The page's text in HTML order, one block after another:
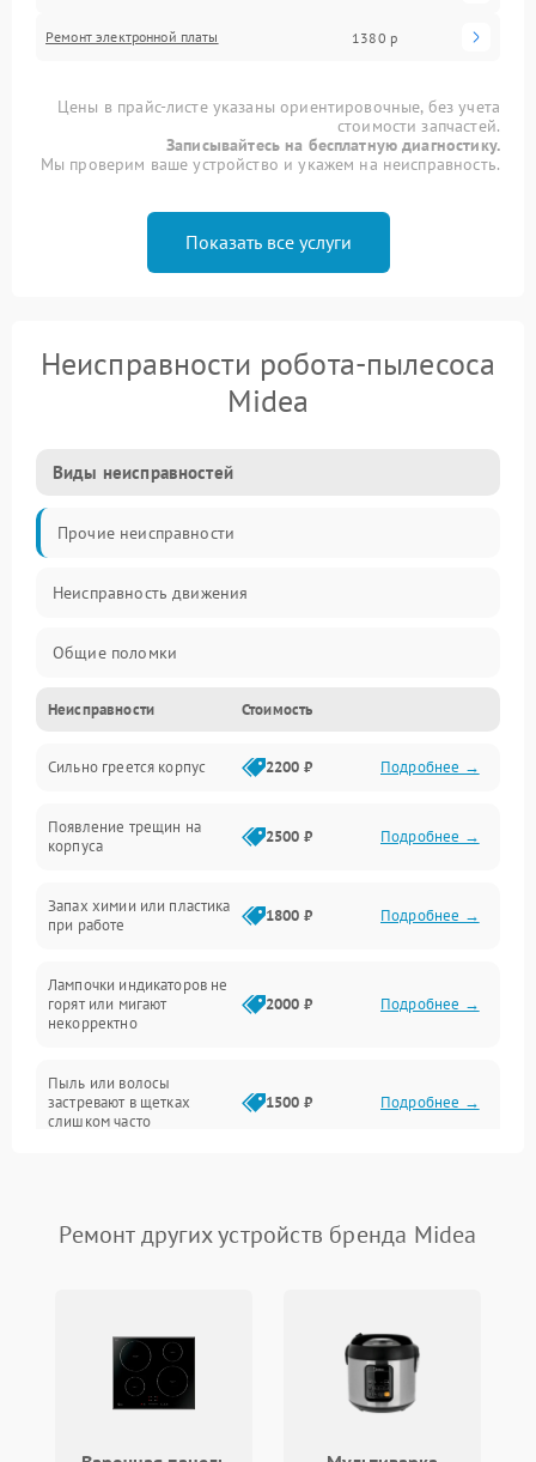
Ремонт электронной платы 1380 р
Цены в прайс-листе указаны ориентировочные, без учета
стоимости запчастей.
Записывайтесь на бесплатную диагностику.
Мы проверим ваше устройство и укажем на неисправность.
Показать все услуги
Неисправности робота-пылесоса
Midea
Виды неисправностей
Прочие неисправности
Неисправность движения
Общие поломки
Неисправность датчиков
Неисправность программного обеспечения
Проблемы с сигналом
Батарея
Программные сбои
Неисправности Стоимость
Сильно греется корпус 2200 ₽ Подробнее →
Появление трещин на
корпуса
2500 ₽ Подробнее →
Запах химии или пластика
при работе
1800 ₽ Подробнее →
Лампочки индикаторов не
горят или мигают
некорректно
2000 ₽ Подробнее →
Пыль или волосы
застревают в щетках
слишком часто
1500 ₽ Подробнее →
Ремонт других устройств бренда Midea